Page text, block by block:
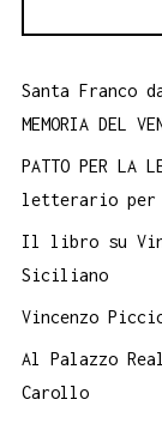
Santa Franco da
MEMORIA DEL
PATTO PER LA
letterario per
Il libro su
Siciliano
Vincenzo
Al Palazzo
Carollo